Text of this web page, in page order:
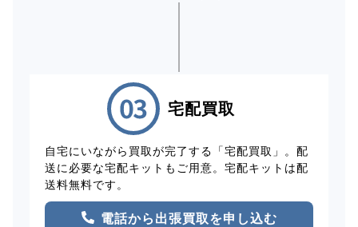
宅配買取
自宅にいながら買取が完了する「宅配買取」。配
送に必要な宅配キットもご用意。宅配キットは配
送料無料です。
電話から出張買取を申し込む